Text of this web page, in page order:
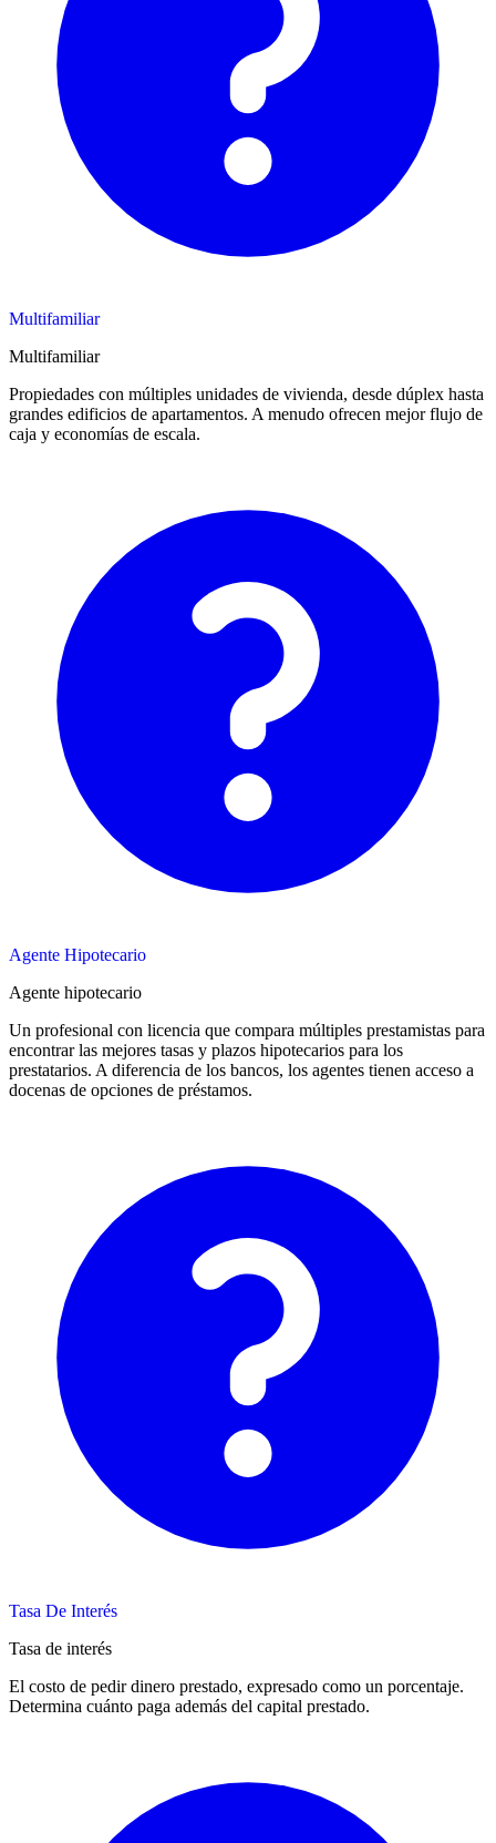
Multifamiliar
Multifamiliar
Propiedades con múltiples unidades de vivienda, desde dúplex hasta
grandes edificios de apartamentos. A menudo ofrecen mejor flujo de
caja y economías de escala.
Agente Hipotecario
Agente hipotecario
Un profesional con licencia que compara múltiples prestamistas para
encontrar las mejores tasas y plazos hipotecarios para los
prestatarios. A diferencia de los bancos, los agentes tienen acceso a
docenas de opciones de préstamos.
Tasa De Interés
Tasa de interés
El costo de pedir dinero prestado, expresado como un porcentaje.
Determina cuánto paga además del capital prestado.